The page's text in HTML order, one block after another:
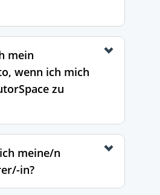
mein
wenn ich mich
zu
meine/n
in?